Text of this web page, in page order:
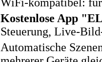
Kostenlose App
Steuerung, Live-
Automatische